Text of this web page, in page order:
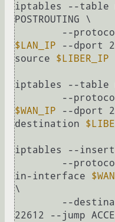
iptables --table
POSTROUTING \
$LAN_IP --dport
source $LIBER_IP
iptables --table
$WAN_IP --dport
destination
iptables --insert
in-interface $WAN
\
--
22612 --jump